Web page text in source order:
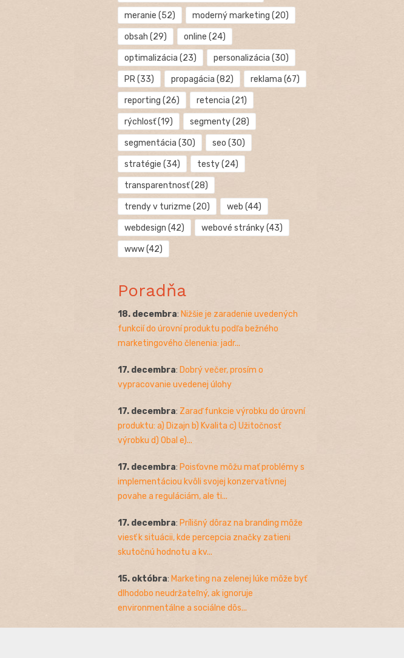
meranie (52) moderný marketing (20)
obsah (29) online (24)
optimalizácia (23) personalizácia (30)
PR(33) propagácia (82) reklama (67)
reporting (26) retencia (21)
rýchlosť(19) segmenty(28)
segmentácia (30) seo (30)
stratégie (34) testy(24)
transparentnosť(28)
trendy v turizme (20) web (44)
webdesign (42) webové stránky(43)
www(42)
Poradňa
18. decembra: Nižšie je zaradenie uvedených
funkcií do úrovní produktu podľa bežného
marketingového členenia: jadr...
17. decembra: Dobrý večer, prosím o
vypracovanie uvedenej úlohy
17. decembra: Zaraď funkcie výrobku do úrovní
produktu: a) Dizajn b) Kvalita c) Užitočnosť
výrobku d) Obal e)...
17. decembra: Poisťovne môžu mať problémy s
implementáciou kvôli svojej konzervatívnej
povahe a reguláciám, ale ti...
17. decembra: Prílišný dôraz na branding môže
viesť k situácii, kde percepcia značky zatieni
skutočnú hodnotu a kv...
15. októbra: Marketing na zelenej lúke môže byť
dlhodobo neudržateľný, ak ignoruje
environmentálne a sociálne dôs...